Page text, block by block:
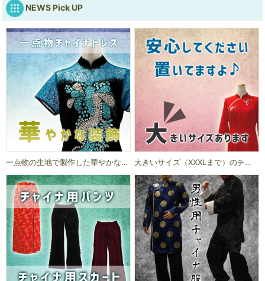
NEWS Pick UP
一点物の生地で製作した華やかなチャイナドレスです。 大きいサイズ（XXXLまで）のチャイナドレスあります。